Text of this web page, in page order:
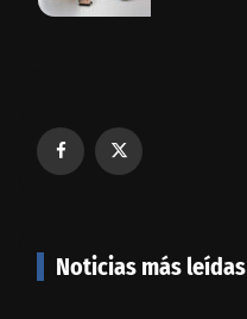
Noticias más leídas